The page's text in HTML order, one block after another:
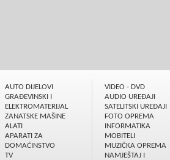
AUTO DIJELOVI
GRAÐEVINSKI I
ELEKTROMATERIJAL
ZANATSKE MAŠINE
ALATI
APARATI ZA
DOMAĆINSTVO
TV
VIDEO - DVD
AUDIO UREÐAJI
SATELITSKI UREÐAJI
FOTO OPREMA
INFORMATIKA
MOBITELI
MUZIČKA OPREMA
NAMJEŠTAJ I